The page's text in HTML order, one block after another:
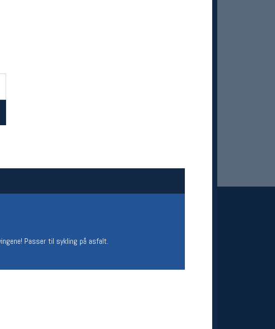
Passer til sykling på asfalt.
Team Oslo Sportslager
Medlemstilbud og aktiviteter